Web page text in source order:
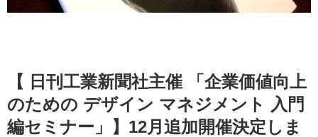
【 日刊工業新聞社主催 「企業価値向上
のための デザイン マネジメント 入門
編セミナー」】12月追加開催決定しま